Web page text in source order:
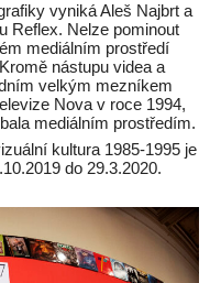
vyniká Aleš Najbrt a
Reflex. Nelze pominout
mediálním prostředí
nástupu videa a
velkým mezníkem
Nova v roce 1994,
mediálním prostředím.
kultura 1985-1995 je
do 29.3.2020.